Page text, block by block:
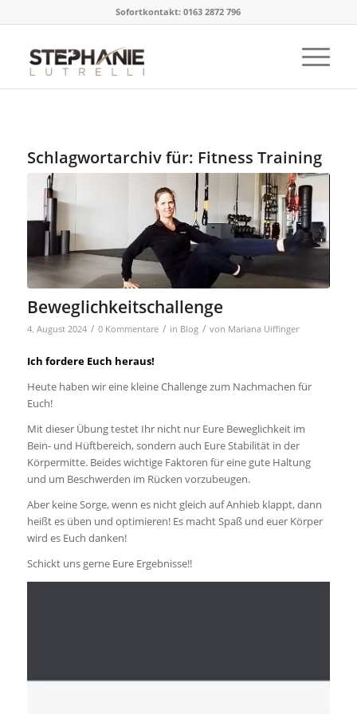
Sofortkontakt: 0163 2872 796
Schlagwortarchiv für: Fitness Training
Beweglichkeitschallenge
4. August 2024 / 0 Kommentare / in Blog / von Mariana Uiffinger
Ich fordere Euch heraus!
Heute haben wir eine kleine Challenge zum Nachmachen für
Euch!
Mit dieser Übung testet Ihr nicht nur Eure Beweglichkeit im
Bein- und Hüftbereich, sondern auch Eure Stabilität in der
Körpermitte. Beides wichtige Faktoren für eine gute Haltung
und um Beschwerden im Rücken vorzubeugen.
Aber keine Sorge, wenn es nicht gleich auf Anhieb klappt, dann
heißt es üben und optimieren! Es macht Spaß und euer Körper
wird es Euch danken!
Schickt uns gerne Eure Ergebnisse!!